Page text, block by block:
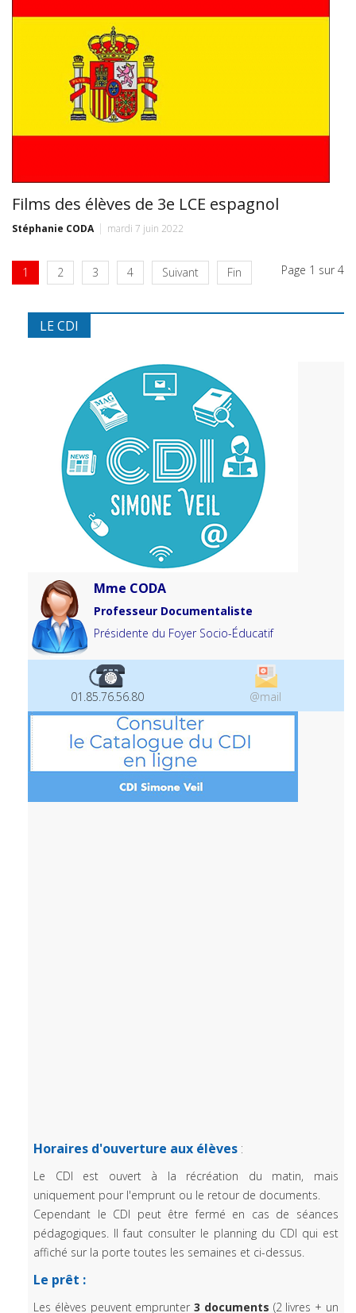
Films des élèves de 3e LCE espagnol
Stéphanie CODA mardi 7 juin 2022
1 2 3 4 Suivant Fin Page 1 sur 4
LE CDI
Mme CODA
Professeur Documentaliste
Présidente du Foyer Socio-Éducatif
01.85.76.56.80 @mail
Horaires d'ouverture aux élèves :
Le CDI est ouvert à la récréation du matin, mais
uniquement pour l'emprunt ou le retour de documents.
Cependant le CDI peut être fermé en cas de séances
pédagogiques. Il faut consulter le planning du CDI qui est
affiché sur la porte toutes les semaines et ci-dessus.
Le prêt :
Les élèves peuvent emprunter 3 documents (2 livres + un